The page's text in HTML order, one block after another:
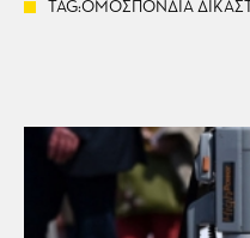
TAG:ΟΜΟΣΠΟΝΔΙΑ